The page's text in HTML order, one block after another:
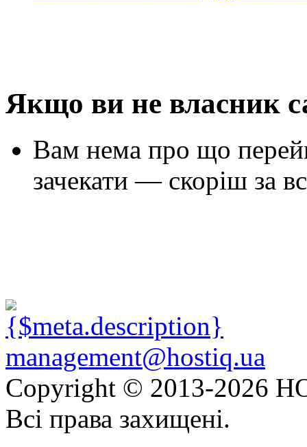
Якщо ви не власник
Вам нема про що
зачекати — скоріш за
management@hostiq.ua
Copyright © 2013-2026
Всі права захищені.